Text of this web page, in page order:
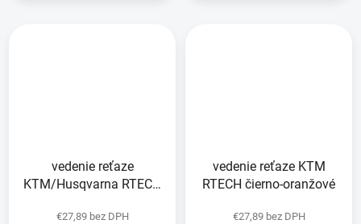
vedenie reťaze
KTM/Husqvarna RTECH
€27,89 bez DPH
vedenie reťaze KTM
RTECH čierno-oranžové
€27,89 bez DPH